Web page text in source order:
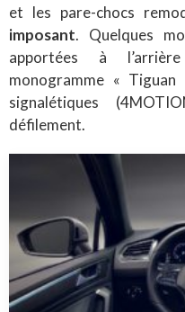
et les pare-chocs
imposant. Quelques
apportées à
monogramme «
signalétiques
défilement.